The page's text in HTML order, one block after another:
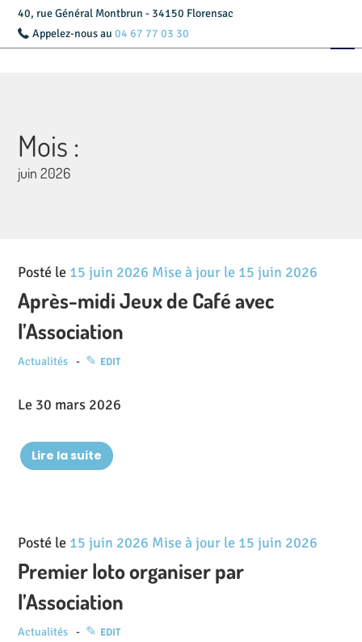
40, rue Général Montbrun - 34150 Florensac
Appelez-nous au 04 67 77 03 30
Accueil
Contact
Mois :
juin 2026
Posté le 15 juin 2026 Mise à jour le 15 juin 2026
Après-midi Jeux de Café avec
l’Association
Actualités EDIT
Le 30 mars 2026
Lire la suite
Posté le 15 juin 2026 Mise à jour le 15 juin 2026
Premier loto organiser par
l’Association
Actualités EDIT